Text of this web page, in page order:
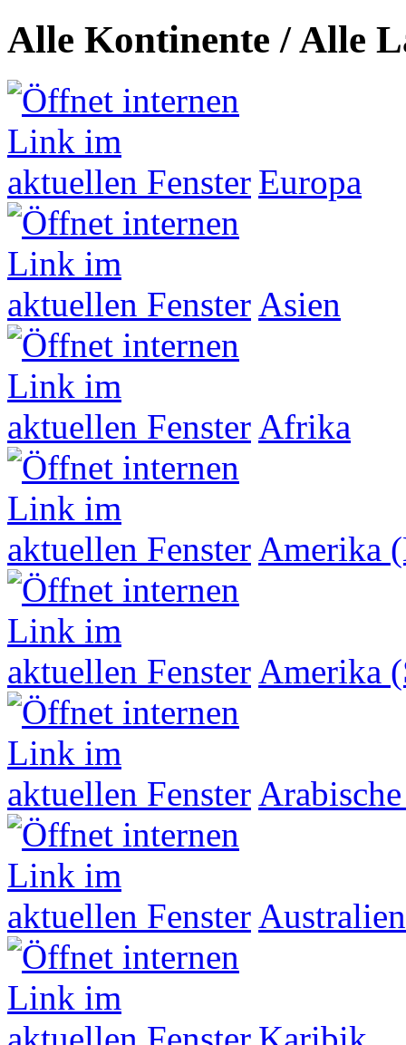
Alle Kontinente / Alle
Europa
Asien
Afrika
Amerika
Amerika
Australien